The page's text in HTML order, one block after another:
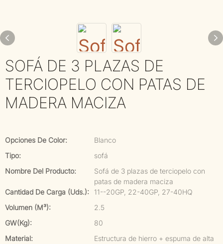
SOFÁ DE 3 PLAZAS DE
TERCIOPELO CON PATAS DE
MADERA MACIZA
Opciones De Color:
Blanco
Tipo:
sofá
Nombre Del Producto:
Sofá de 3 plazas de terciopelo con
patas de madera maciza
Cantidad De Carga (uds.):
11--20GP, 22-40GP, 27-40HQ
Volumen (m³):
2.5
GW(kg):
80
Material:
Estructura de hierro + espuma de alta